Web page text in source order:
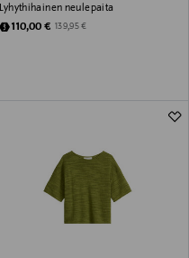
Lyhythihainen neulepaita
Discounted Price
110,00 € Original Price
139,95 €